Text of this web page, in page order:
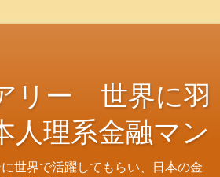
リー 世界に羽
人理系金融マン
世界で活躍してもらい、日本の金